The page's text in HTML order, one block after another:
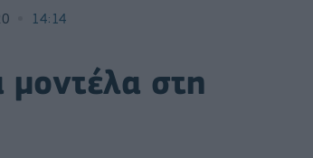
14:14
μοντέλα στη